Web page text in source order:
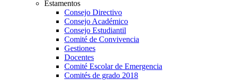
Estamentos
Consejo Directivo
Consejo Académico
Consejo Estudiantil
Comité de Convivencia
Gestiones
Docentes
Comité Escolar de Emergencia
Comités de grado 2018